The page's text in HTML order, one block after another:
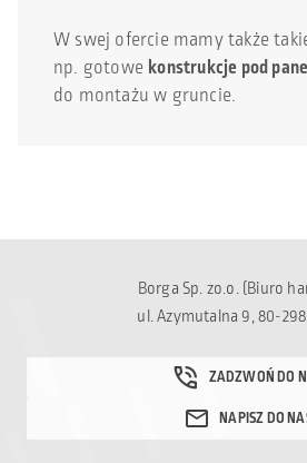
W swej ofercie mamy także
np. gotowe konstrukcje pod
do montażu w gruncie.
Borga Sp. zo.o. (Biuro
ul. Azymutalna 9, 80-